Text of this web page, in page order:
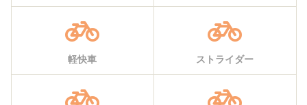
軽快車 ストライダー